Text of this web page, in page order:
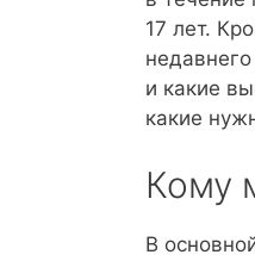
17 лет.
и какие
какие
Кому
В